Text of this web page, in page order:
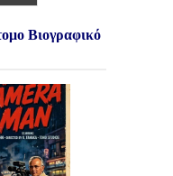
Βιογραφικό